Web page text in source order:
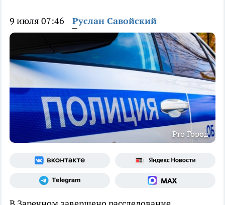
9 июля 07:46 Руслан Савойский
Pro Город